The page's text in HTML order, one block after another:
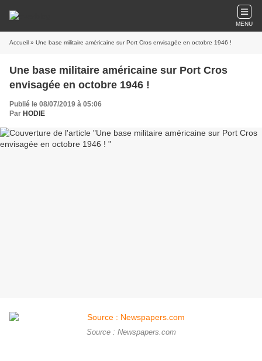
MENU
Accueil » Une base militaire américaine sur Port Cros envisagée en octobre 1946 !
Une base militaire américaine sur Port Cros
envisagée en octobre 1946 !
Publié le 08/07/2019 à 05:06
Par HODIE
Source : Newspapers.com